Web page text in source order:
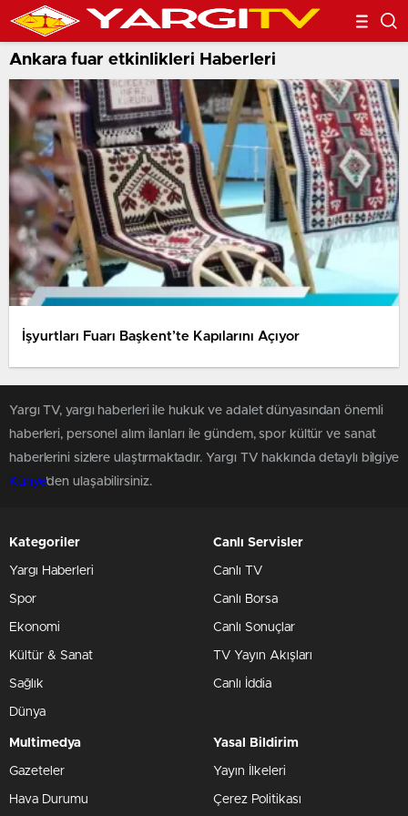
Ankara fuar etkinlikleri Haberleri
İşyurtları Fuarı Başkent’te Kapılarını Açıyor
Yargı TV, yargı haberleri ile hukuk ve adalet dünyasından önemli
haberleri, personel alım ilanları ile gündem, spor kültür ve sanat
haberlerini sizlere ulaştırmaktadır. Yargı TV hakkında detaylı bilgiye
Künye'den ulaşabilirsiniz.
Kategoriler
Yargı Haberleri
Spor
Ekonomi
Kültür & Sanat
Sağlık
Dünya
Canlı Servisler
Canlı TV
Canlı Borsa
Canlı Sonuçlar
TV Yayın Akışları
Canlı İddia
Multimedya
Gazeteler
Hava Durumu
Yasal Bildirim
Yayın İlkeleri
Çerez Politikası